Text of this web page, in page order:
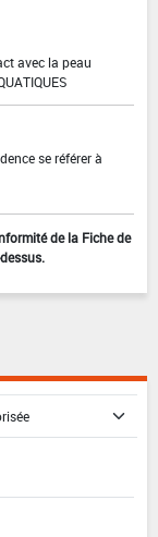
avec la peau
se référer à
de la Fiche de